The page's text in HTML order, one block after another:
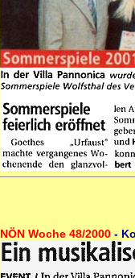
NÖN Woche 48/2000 -